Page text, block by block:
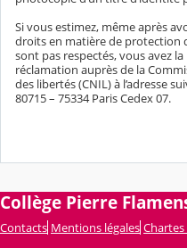
Si vous estimez, même après
droits en matière de protection
sont pas respectés, vous avez
réclamation auprès de la
des libertés (CNIL) à l’adresse
80715 – 75334 Paris Cedex 07.
Collège Pierre
Contacts Mentions légales